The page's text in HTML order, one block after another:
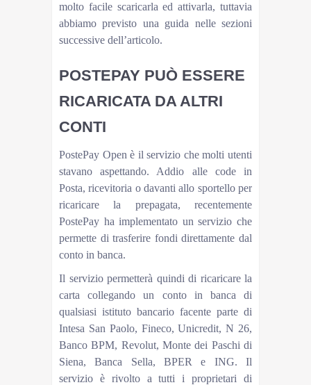
molto facile scaricarla ed attivarla, tuttavia
abbiamo previsto una guida nelle sezioni
successive dell’articolo.
POSTEPAY PUÒ ESSERE
RICARICATA DA ALTRI
CONTI
PostePay Open è il servizio che molti utenti
stavano aspettando. Addio alle code in
Posta, ricevitoria o davanti allo sportello per
ricaricare la prepagata, recentemente
PostePay ha implementato un servizio che
permette di trasferire fondi direttamente dal
conto in banca.
Il servizio permetterà quindi di ricaricare la
carta collegando un conto in banca di
qualsiasi istituto bancario facente parte di
Intesa San Paolo, Fineco, Unicredit, N 26,
Banco BPM, Revolut, Monte dei Paschi di
Siena, Banca Sella, BPER e ING. Il
servizio è rivolto a tutti i proprietari di